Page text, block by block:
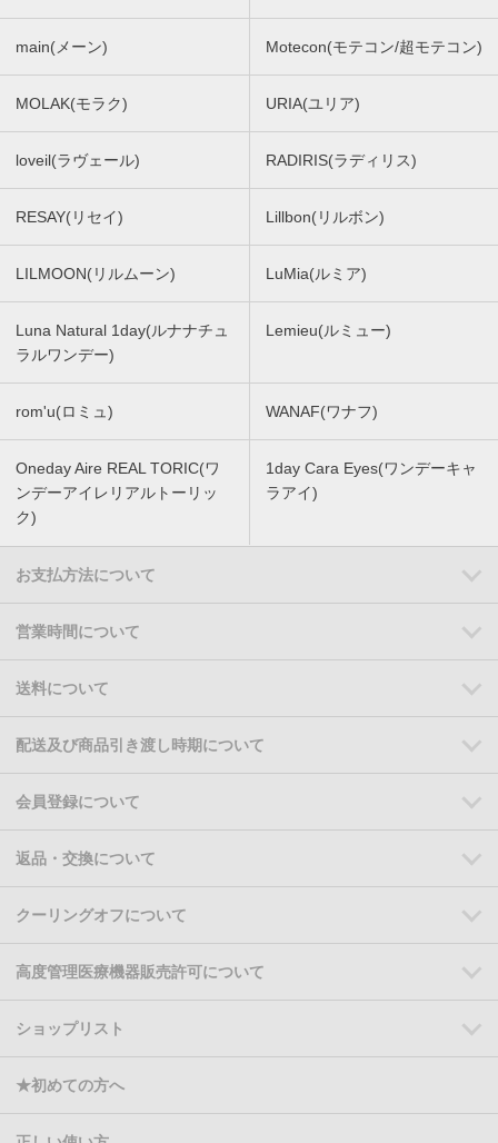
main(メーン) Motecon(モテコン/超モテコン)
MOLAK(モラク) URIA(ユリア)
loveil(ラヴェール) RADIRIS(ラディリス)
RESAY(リセイ) Lillbon(リルボン)
LILMOON(リルムーン) LuMia(ルミア)
Luna Natural 1day(ルナナチュ
ラルワンデー)
Lemieu(ルミュー)
rom'u(ロミュ) WANAF(ワナフ)
Oneday Aire REAL TORIC(ワ
ンデーアイレリアルトーリッ
ク)
1day Cara Eyes(ワンデーキャ
ラアイ)
お支払方法について
営業時間について
送料について
配送及び商品引き渡し時期について
会員登録について
返品・交換について
クーリングオフについて
高度管理医療機器販売許可について
ショップリスト
★初めての方へ